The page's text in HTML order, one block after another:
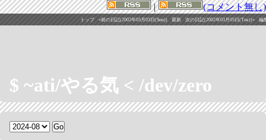
| (コメント無し)
トップ «前の日記(2002年03月03日(Sun)) 最新 次の日記(2002年03月05日(Tue))» 編
$ ~ati/やる気 < /dev/zero